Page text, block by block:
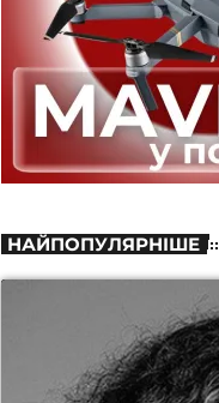
НАЙПОПУЛЯРНІШЕ